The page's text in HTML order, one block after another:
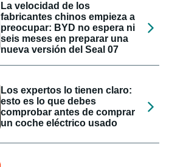
La velocidad de los
fabricantes chinos empieza a
preocupar: BYD no espera ni
seis meses en preparar una
nueva versión del Seal 07
Los expertos lo tienen claro:
esto es lo que debes
comprobar antes de comprar
un coche eléctrico usado